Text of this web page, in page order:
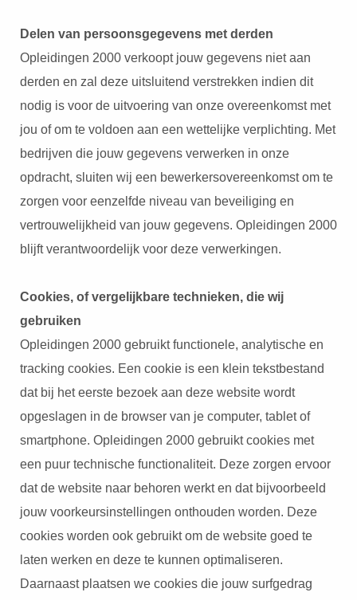
Delen van persoonsgegevens met derden
Opleidingen 2000 verkoopt jouw gegevens niet aan
derden en zal deze uitsluitend verstrekken indien dit
nodig is voor de uitvoering van onze overeenkomst met
jou of om te voldoen aan een wettelijke verplichting. Met
bedrijven die jouw gegevens verwerken in onze
opdracht, sluiten wij een bewerkersovereenkomst om te
zorgen voor eenzelfde niveau van beveiliging en
vertrouwelijkheid van jouw gegevens. Opleidingen 2000
blijft verantwoordelijk voor deze verwerkingen.
Cookies, of vergelijkbare technieken, die wij
gebruiken
Opleidingen 2000 gebruikt functionele, analytische en
tracking cookies. Een cookie is een klein tekstbestand
dat bij het eerste bezoek aan deze website wordt
opgeslagen in de browser van je computer, tablet of
smartphone. Opleidingen 2000 gebruikt cookies met
een puur technische functionaliteit. Deze zorgen ervoor
dat de website naar behoren werkt en dat bijvoorbeeld
jouw voorkeursinstellingen onthouden worden. Deze
cookies worden ook gebruikt om de website goed te
laten werken en deze te kunnen optimaliseren.
Daarnaast plaatsen we cookies die jouw surfgedrag